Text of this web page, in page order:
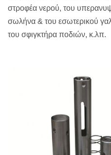
21 Σαφής
Άνοιξη
Μανίκι
στροφέα νερού, του
σωλήνα & του εσωτερικού
του σφιγκτήρα ποδιών, κ.λπ.